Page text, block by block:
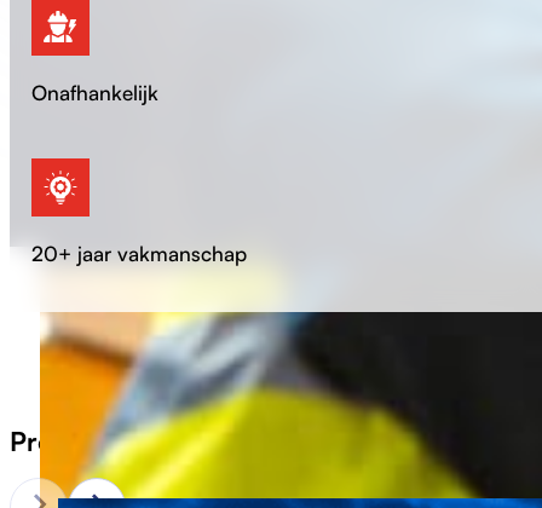
Onafhankelijk
20+ jaar vakmanschap
Projecten waar we trots op zijn.